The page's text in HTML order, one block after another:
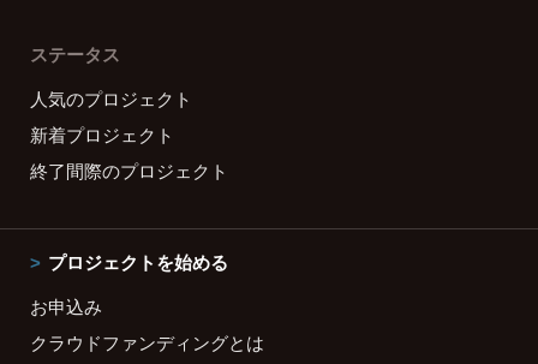
ステータス
人気のプロジェクト
新着プロジェクト
終了間際のプロジェクト
プロジェクトを始める
お申込み
クラウドファンディングとは